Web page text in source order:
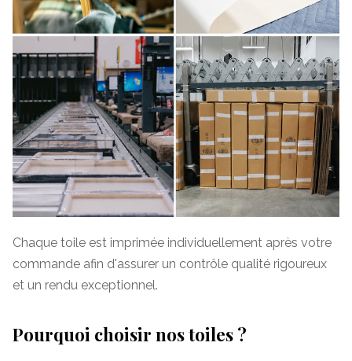
Chaque toile est imprimée individuellement après votre
commande afin d'assurer un contrôle qualité rigoureux
et un rendu exceptionnel.
Pourquoi choisir nos toiles ?